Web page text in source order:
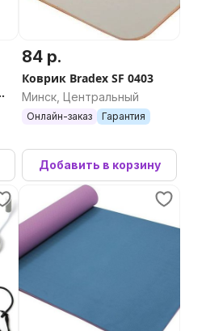
84 р.
Коврик Bradex SF 0403
Минск, Центральный
Онлайн-заказ Гарантия
Добавить в корзину